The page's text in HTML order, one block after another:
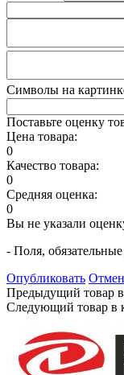
Символы на
Поставьте оценку
Цена товара:
0
Качество товара:
0
Средняя оценка:
0
Вы не указали
- Поля,
Опубликовать
Предыдущий товар в
Следующий товар в